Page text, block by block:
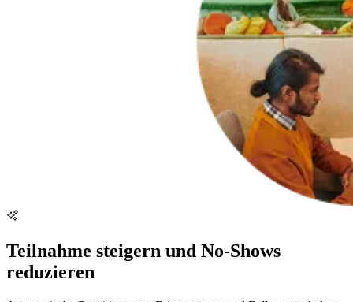
Teilnahme steigern und No-Shows
reduzieren